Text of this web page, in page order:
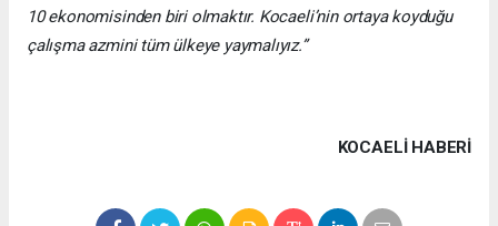
10 ekonomisinden biri olmaktır. Kocaeli’nin ortaya koyduğu
çalışma azmini tüm ülkeye yaymalıyız.”
KOCAELI HABERİ